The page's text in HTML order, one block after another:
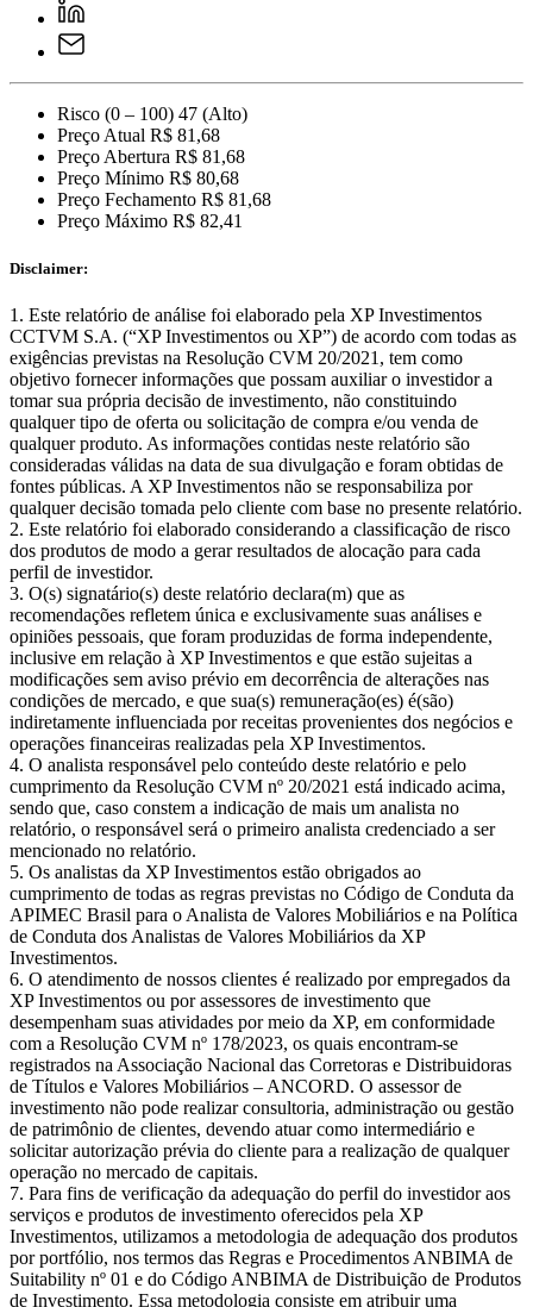
Risco (0 – 100) 47 (Alto)
Preço Atual R$ 81,68
Preço Abertura R$ 81,68
Preço Mínimo R$ 80,68
Preço Fechamento R$ 81,68
Preço Máximo R$ 82,41
Disclaimer:
Este relatório de análise foi elaborado pela XP Investimentos
CCTVM S.A. (“XP Investimentos ou XP”) de acordo com todas as
exigências previstas na Resolução CVM 20/2021, tem como
objetivo fornecer informações que possam auxiliar o investidor a
tomar sua própria decisão de investimento, não constituindo
qualquer tipo de oferta ou solicitação de compra e/ou venda de
qualquer produto. As informações contidas neste relatório são
consideradas válidas na data de sua divulgação e foram obtidas de
fontes públicas. A XP Investimentos não se responsabiliza por
qualquer decisão tomada pelo cliente com base no presente relatório.
Este relatório foi elaborado considerando a classificação de risco
dos produtos de modo a gerar resultados de alocação para cada
perfil de investidor.
O(s) signatário(s) deste relatório declara(m) que as
recomendações refletem única e exclusivamente suas análises e
opiniões pessoais, que foram produzidas de forma independente,
inclusive em relação à XP Investimentos e que estão sujeitas a
modificações sem aviso prévio em decorrência de alterações nas
condições de mercado, e que sua(s) remuneração(es) é(são)
indiretamente influenciada por receitas provenientes dos negócios e
operações financeiras realizadas pela XP Investimentos.
O analista responsável pelo conteúdo deste relatório e pelo
cumprimento da Resolução CVM nº 20/2021 está indicado acima,
sendo que, caso constem a indicação de mais um analista no
relatório, o responsável será o primeiro analista credenciado a ser
mencionado no relatório.
Os analistas da XP Investimentos estão obrigados ao
cumprimento de todas as regras previstas no Código de Conduta da
APIMEC Brasil para o Analista de Valores Mobiliários e na Política
de Conduta dos Analistas de Valores Mobiliários da XP
Investimentos.
O atendimento de nossos clientes é realizado por empregados da
XP Investimentos ou por assessores de investimento que
desempenham suas atividades por meio da XP, em conformidade
com a Resolução CVM nº 178/2023, os quais encontram-se
registrados na Associação Nacional das Corretoras e Distribuidoras
de Títulos e Valores Mobiliários – ANCORD. O assessor de
investimento não pode realizar consultoria, administração ou gestão
de patrimônio de clientes, devendo atuar como intermediário e
solicitar autorização prévia do cliente para a realização de qualquer
operação no mercado de capitais.
Para fins de verificação da adequação do perfil do investidor aos
serviços e produtos de investimento oferecidos pela XP
Investimentos, utilizamos a metodologia de adequação dos produtos
por portfólio, nos termos das Regras e Procedimentos ANBIMA de
Suitability nº 01 e do Código ANBIMA de Distribuição de Produtos
de Investimento. Essa metodologia consiste em atribuir uma